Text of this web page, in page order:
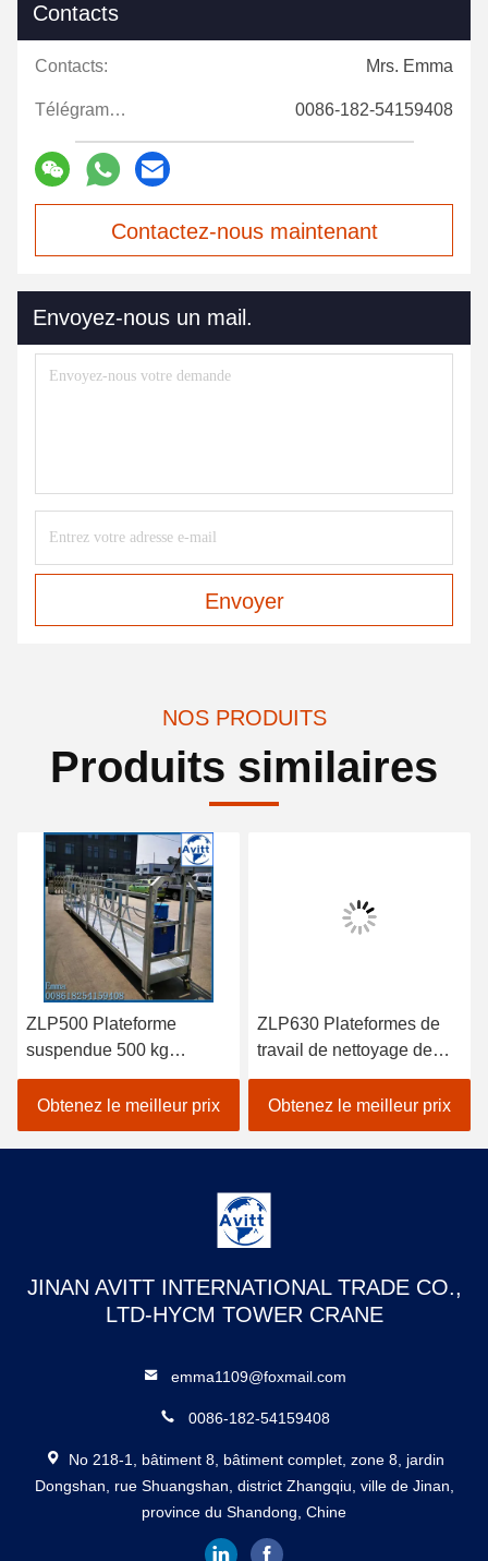
Contacts
Contacts: Mrs. Emma
Télégramme: 0086-182-54159408
Contactez-nous maintenant
Envoyez-nous un mail.
Envoyer
NOS PRODUITS
Produits similaires
ZLP500 Plateforme
suspendue 500 kg
Machine de nettoyage de
bâtiments et de fenêtres
avec verrouillage de
sécurité
Obtenez le meilleur prix
ZLP630 Plateformes de
travail de nettoyage de
fenêtres suspendues en
acier galvanisé à chaud
Obtenez le meilleur prix
JINAN AVITT INTERNATIONAL TRADE CO.,
LTD-HYCM TOWER CRANE
emma1109@foxmail.com
0086-182-54159408
No 218-1, bâtiment 8, bâtiment complet, zone 8, jardin
Dongshan, rue Shuangshan, district Zhangqiu, ville de Jinan,
province du Shandong, Chine